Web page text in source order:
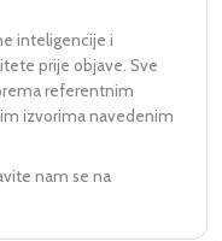
inteligencije i
prije objave. Sve
referentnim
izvorima navedenim
nam se na